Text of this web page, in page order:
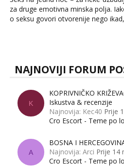
za druge emotivna minska polja.
o seksu govori otvorenije nego
dalje izaziva burne rasprave.
NAJNOVIJI FORUM
K
KOPRIVNIČKO
Iskustva & recenzije
Najnovija: Kec40 Prije
Cro Escort - Teme po
A
BOSNA I
Najnovija: Arci Prije 14
Cro Escort - Teme po